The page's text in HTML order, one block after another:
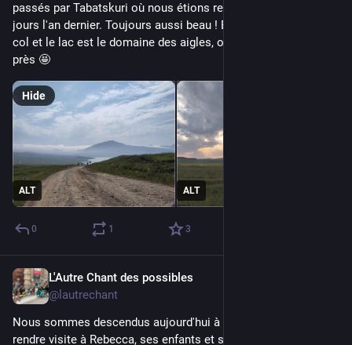
passés par Tabatskuri où nous étions restés une quinzaine de
jours l'an dernier. Toujours aussi beau ! Et le chemin entre le
col et le lac est le domaine des aigles, on en a vu plein de très
près 🤩
ALT ALT
Hide
0 1 3
L'Autre Chant des possibles
@lautrechant
Nous sommes descendus aujourd'hui à Bakuriani pour aller
rendre visite à Rebecca, ses enfants et son bras cassé. On ne